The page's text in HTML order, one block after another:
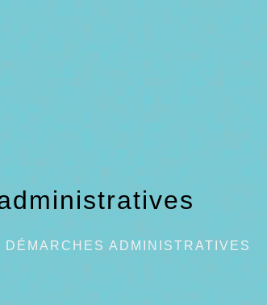
DÉMARCHES ADMINISTRATIVES